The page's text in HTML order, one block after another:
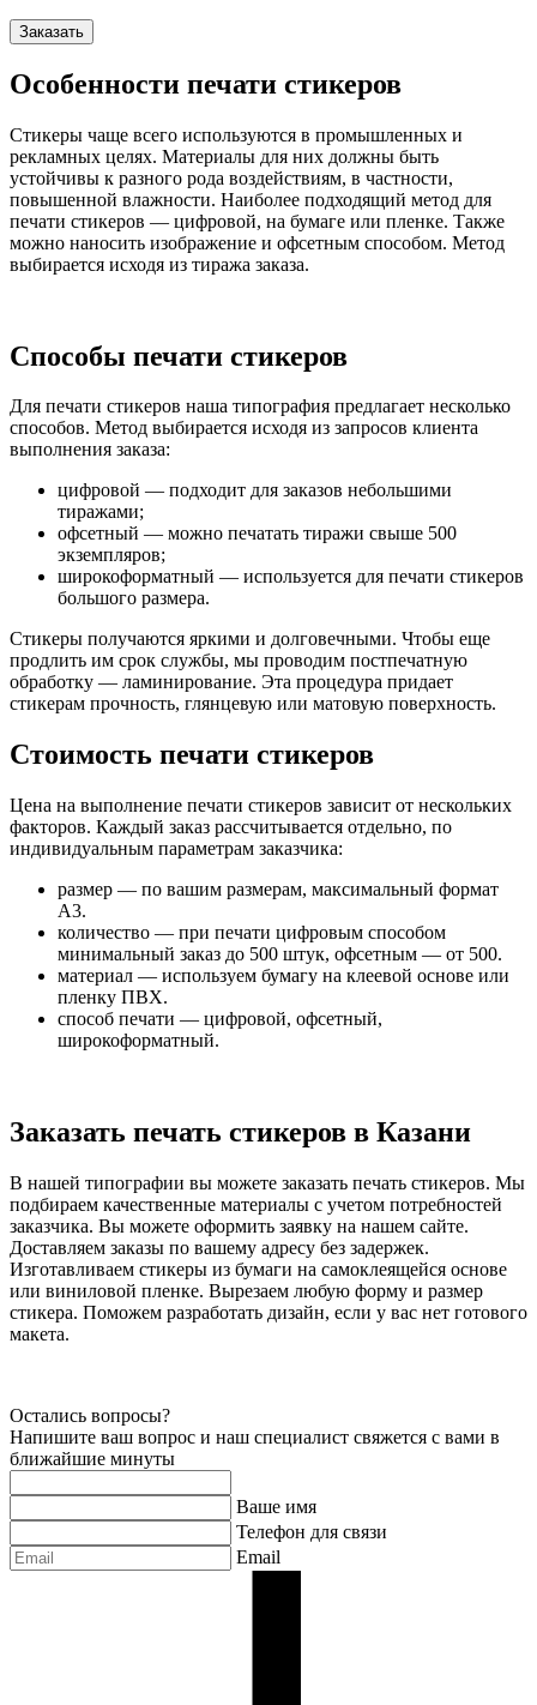
Заказать
Особенности печати стикеров
Стикеры чаще всего используются в промышленных и
рекламных целях. Материалы для них должны быть
устойчивы к разного рода воздействиям, в частности,
повышенной влажности. Наиболее подходящий метод для
печати стикеров — цифровой, на бумаге или пленке. Также
можно наносить изображение и офсетным способом. Метод
выбирается исходя из тиража заказа.
Способы печати стикеров
Для печати стикеров наша типография предлагает несколько
способов. Метод выбирается исходя из запросов клиента
выполнения заказа:
цифровой — подходит для заказов небольшими
тиражами;
офсетный — можно печатать тиражи свыше 500
экземпляров;
широкоформатный — используется для печати стикеров
большого размера.
Стикеры получаются яркими и долговечными. Чтобы еще
продлить им срок службы, мы проводим постпечатную
обработку — ламинирование. Эта процедура придает
стикерам прочность, глянцевую или матовую поверхность.
Стоимость печати стикеров
Цена на выполнение печати стикеров зависит от нескольких
факторов. Каждый заказ рассчитывается отдельно, по
индивидуальным параметрам заказчика:
размер — по вашим размерам, максимальный формат
А3.
количество — при печати цифровым способом
минимальный заказ до 500 штук, офсетным — от 500.
материал — используем бумагу на клеевой основе или
пленку ПВХ.
способ печати — цифровой, офсетный,
широкоформатный.
Заказать печать стикеров в Казани
В нашей типографии вы можете заказать печать стикеров. Мы
подбираем качественные материалы с учетом потребностей
заказчика. Вы можете оформить заявку на нашем сайте.
Доставляем заказы по вашему адресу без задержек.
Изготавливаем стикеры из бумаги на самоклеящейся основе
или виниловой пленке. Вырезаем любую форму и размер
стикера. Поможем разработать дизайн, если у вас нет готового
макета.
Остались вопросы?
Напишите ваш вопрос и наш специалист свяжется с вами в
ближайшие минуты
Ваше имя
Телефон для связи
Email